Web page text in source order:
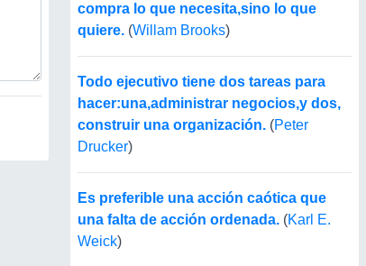
compra lo que necesita,sino lo que
quiere. (Willam Brooks)
Todo ejecutivo tiene dos tareas para
hacer:una,administrar negocios,y dos,
construir una organización. (Peter
Drucker)
Es preferible una acción caótica que
una falta de acción ordenada. (Karl E.
Weick)